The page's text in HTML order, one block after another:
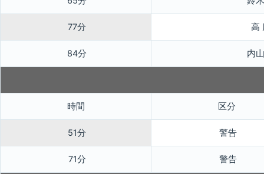
77分 高
84分 内
時間 区分
51分 警告
71分 警告